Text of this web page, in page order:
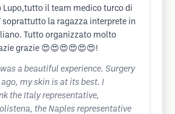
Lupo,tutto il team medico turco di
soprattutto la ragazza interprete in
Tutto organizzato molto
grazie 😍😍😍😍😍😍!
a beautiful experience. Surgery
ago, my skin is at its best. I
the Italy representative,
the Naples representative